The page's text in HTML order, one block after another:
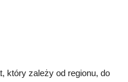
który zależy od regionu, do